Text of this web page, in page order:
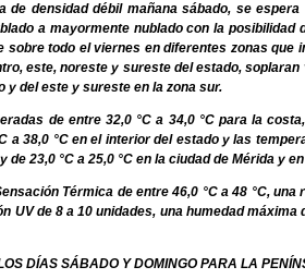
de densidad débil mañana sábado, se
a mayormente nublado con la posibilidad
todo el viernes en diferentes zonas que
este, noreste y sureste del estado,
y del este y sureste en la zona sur.
de entre 32,0 °C a 34,0 °C para la
a 38,0 °C en el interior del estado y las
de 23,0 °C a 25,0 °C en la ciudad de Mérida y
Térmica de entre 46,0 °C a 48 °C, una
UV de 8 a 10 unidades, una humedad máxima
DÍAS SÁBADO Y DOMINGO PARA LA